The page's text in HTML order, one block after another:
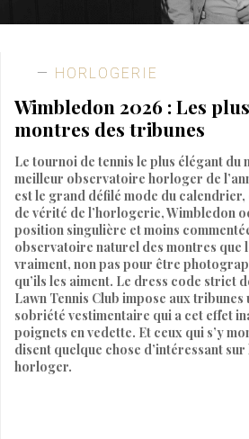
HORLOGERIE
Wimbledon 2026 : Les
montres des tribunes
Le tournoi de tennis le plus élégant du
meilleur observatoire horloger de
est le grand défilé mode du calendrier,
de vérité de l’horlogerie, Wimbledon
position singulière et moins
observatoire naturel des montres que
vraiment, non pas pour être
qu’ils les aiment. Le dress code strict
Lawn Tennis Club impose aux tribunes
sobriété vestimentaire qui a cet effet
poignets en vedette. Et ceux qui s’y
disent quelque chose d’intéressant sur
horloger.